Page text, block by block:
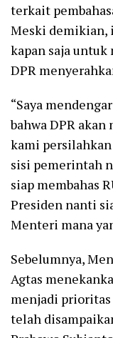
terkait
Meski demikian,
kapan saja untuk
DPR
“Saya
bahwa DPR
kami persilahkan
sisi pemerintah
siap membahas
Presiden nanti
Menteri mana
Sebelumnya,
Agtas
menjadi
telah